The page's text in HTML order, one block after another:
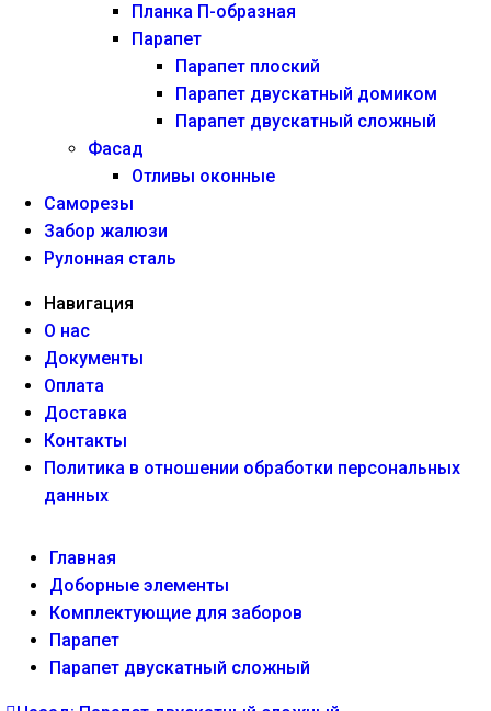
Планка П-образная
Парапет
Парапет плоский
Парапет двускатный домиком
Парапет двускатный сложный
Фасад
Отливы оконные
Саморезы
Забор жалюзи
Рулонная сталь
Навигация
О нас
Документы
Оплата
Доставка
Контакты
Политика в отношении обработки персональных
данных
Главная
Доборные элементы
Комплектующие для заборов
Парапет
Парапет двускатный сложный